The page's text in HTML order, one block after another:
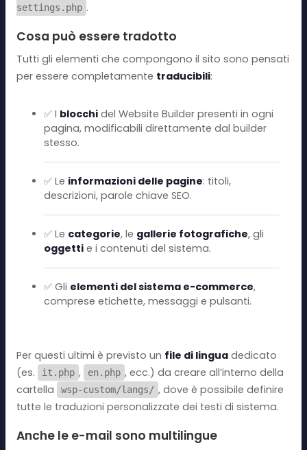
settings.php .
Cosa può essere tradotto
Tutti gli elementi che compongono il sito sono pensati
per essere completamente traducibili:
✅ I blocchi del Website Builder presenti in ogni
pagina, modificabili direttamente dal builder
stesso.
✅ Le informazioni delle pagine: titoli,
descrizioni, parole chiave SEO.
✅ Le categorie, le gallerie fotografiche, gli
oggetti e i contenuti del sistema.
✅ Gli elementi del sistema e-commerce,
comprese etichette, messaggi e pulsanti.
Per questi ultimi è previsto un file di lingua dedicato
(es.
it.php , en.php , ecc.) da creare all’interno della
cartella
wsp-custom/langs/ , dove è possibile definire
tutte le traduzioni personalizzate dei testi di sistema.
Anche le e-mail sono multilingue